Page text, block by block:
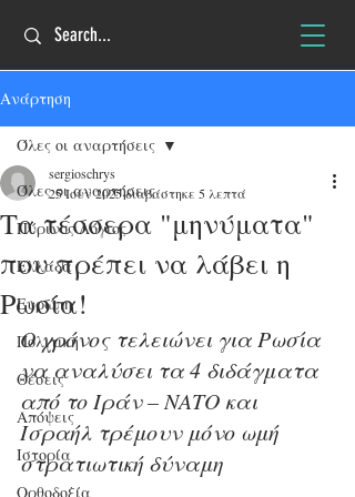
Ανάρτηση
Όλες οι αναρτήσεις
Πύρινος Λόγιος
Ελλάδα
Ευρώπη
Πολιτική
Θέσεις
Απόψεις
Ιστορία
Ορθοδοξία
Όλες οι αναρτήσεις
Τα τέσσερα "μηνύματα"
που πρέπει να λάβει η
Ρωσία!
sergioschrys
25 Ιουν 2025διαβάστηκε 5 λεπτά
Ο χρόνος τελειώνει για Ρωσία
να αναλύσει τα 4 διδάγματα
από το Ιράν – ΝΑΤΟ και
Ισραήλ τρέμουν μόνο ωμή
στρατιωτική δύναμη